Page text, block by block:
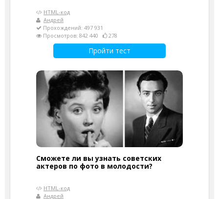
HTML-код
Андрей
Прохождений: 497 931
Просмотров: 842 440
278
Пройти тест
Сможете ли вы узнать советских
актеров по фото в молодости?
HTML-код
Андрей